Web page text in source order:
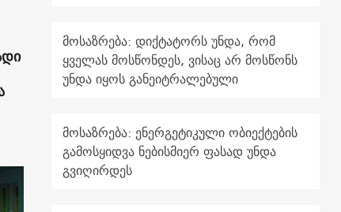
მოსაზრება: დიქტატორს უნდა, რომ
ყველას მოსწონდეს, ვისაც არ მოსწონს
უნდა იყოს განეიტრალებული
მოსაზრება: ენერგეტიკული ობიექტების
გამოსყიდვა ნებისმიერ ფასად უნდა
გვიღირდეს